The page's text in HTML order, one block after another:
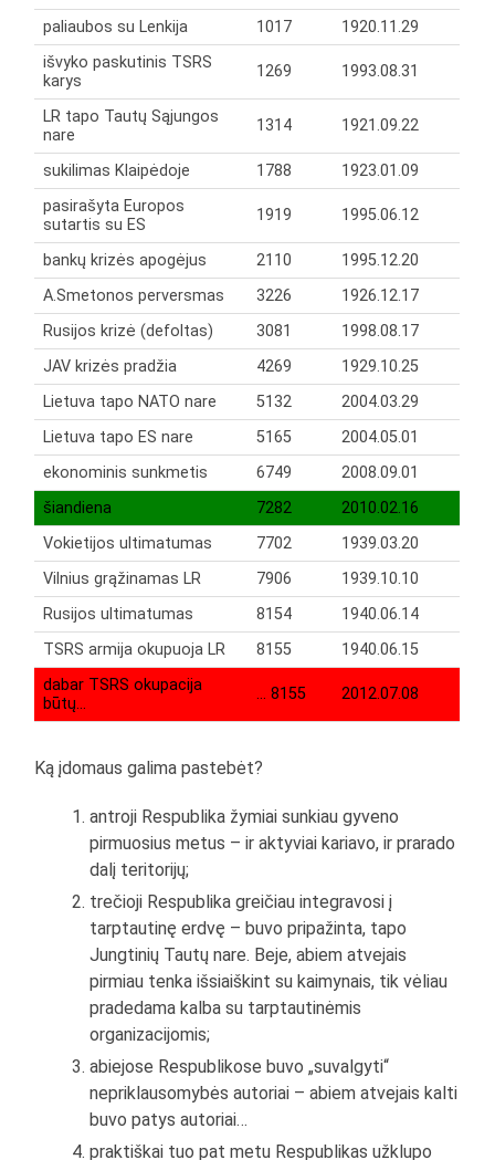
paliaubos su Lenkija
1017
1920.11.29
išvyko paskutinis TSRS
karys
1269 1993.08.31
LR tapo Tautų Sąjungos
nare
1314 1921.09.22
sukilimas Klaipėdoje 1788
1923.01.09
pasirašyta Europos
sutartis su ES
1919 1995.06.12
bankų krizės apogėjus 2110
1995.12.20
A.Smetonos perversmas
3226
1926.12.17
Rusijos krizė (defoltas)
3081
1998.08.17
JAV krizės pradžia
4269
1929.10.25
Lietuva tapo NATO nare
5132
2004.03.29
Lietuva tapo ES nare
5165
2004.05.01
ekonominis sunkmetis
6749
2008.09.01
šiandiena
7282
2010.02.16
Vokietijos ultimatumas
7702
1939.03.20
Vilnius grąžinamas LR
7906
1939.10.10
Rusijos ultimatumas
8154
1940.06.14
TSRS armija okupuoja LR
8155
1940.06.15
dabar TSRS okupacija
būtų…
… 8155 2012.07.08
Ką įdomaus galima pastebėt?
antroji Respublika žymiai sunkiau gyveno
pirmuosius metus – ir aktyviai kariavo, ir prarado
dalį teritorijų;
trečioji Respublika greičiau integravosi į
tarptautinę erdvę – buvo pripažinta, tapo
Jungtinių Tautų nare. Beje, abiem atvejais
pirmiau tenka išsiaiškint su kaimynais, tik vėliau
pradedama kalba su tarptautinėmis
organizacijomis;
abiejose Respublikose buvo „suvalgyti“
nepriklausomybės autoriai – abiem atvejais kalti
buvo patys autoriai…
praktiškai tuo pat metu Respublikas užklupo